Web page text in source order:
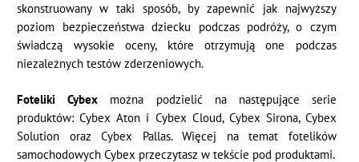
skonstruowany w taki sposób, by zapewnić jak najwyższy
poziom bezpieczeństwa dziecku podczas podróży, o czym
świadczą wysokie oceny, które otrzymują one podczas
niezależnych testów zderzeniowych.
Foteliki Cybex można podzielić na następujące serie
produktów: Cybex Aton i Cybex Cloud, Cybex Sirona, Cybex
Solution oraz Cybex Pallas. Więcej na temat fotelików
samochodowych Cybex przeczytasz w tekście pod produktami.